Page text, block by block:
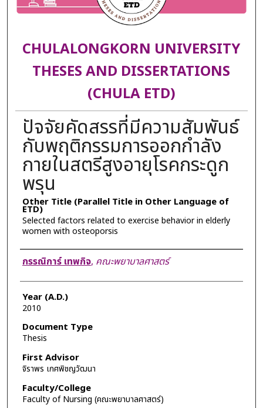
CHULALONGKORN UNIVERSITY
THESES AND DISSERTATIONS
(CHULA ETD)
ปัจจัยคัดสรรที่มีความสัมพันธ์
กับพฤติกรรมการออกกำลัง
กายในสตรีสูงอายุโรคกระดูก
พรุน
Other Title (Parallel Title in Other Language of
ETD)
Selected factors related to exercise behavior in elderly
women with osteoporsis
Author
กรรณิการ์ เทพกิจ, คณะพยาบาลศาสตร์
Year (A.D.)
2010
Document Type
Thesis
First Advisor
จิราพร เกศพิชญวัฒนา
Faculty/College
Faculty of Nursing (คณะพยาบาลศาสตร์)